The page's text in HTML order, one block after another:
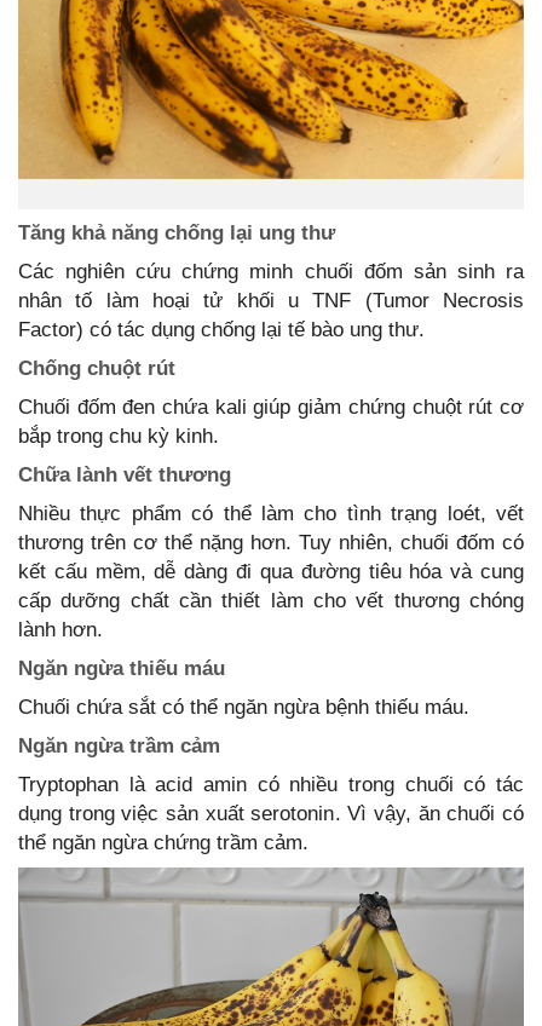
Tăng khả năng chống lại ung thư
Các nghiên cứu chứng minh chuối đốm sản sinh ra
nhân tố làm hoại tử khối u TNF (Tumor Necrosis
Factor) có tác dụng chống lại tế bào ung thư.
Chống chuột rút
Chuối đốm đen chứa kali giúp giảm chứng chuột rút cơ
bắp trong chu kỳ kinh.
Chữa lành vết thương
Nhiều thực phẩm có thể làm cho tình trạng loét, vết
thương trên cơ thể nặng hơn. Tuy nhiên, chuối đốm có
kết cấu mềm, dễ dàng đi qua đường tiêu hóa và cung
cấp dưỡng chất cần thiết làm cho vết thương chóng
lành hơn.
Ngăn ngừa thiếu máu
Chuối chứa sắt có thể ngăn ngừa bệnh thiếu máu.
Ngăn ngừa trầm cảm
Tryptophan là acid amin có nhiều trong chuối có tác
dụng trong việc sản xuất serotonin. Vì vậy, ăn chuối có
thể ngăn ngừa chứng trầm cảm.